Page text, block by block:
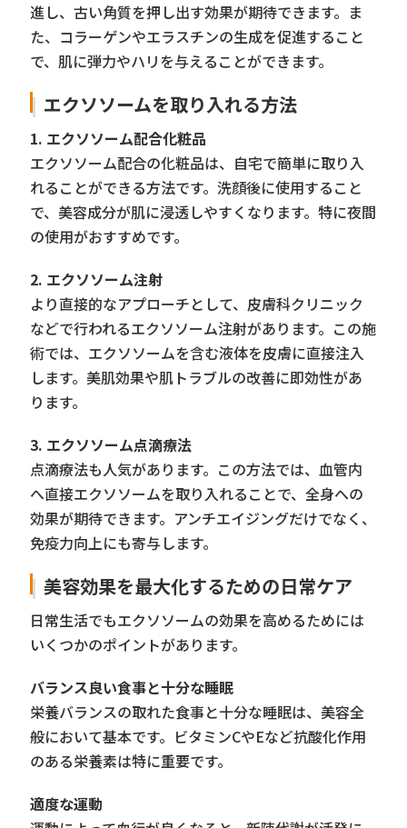
進し、古い角質を押し出す効果が期待できます。ま
た、コラーゲンやエラスチンの生成を促進すること
で、肌に弾力やハリを与えることができます。
エクソソームを取り入れる方法
1. エクソソーム配合化粧品
エクソソーム配合の化粧品は、自宅で簡単に取り入
れることができる方法です。洗顔後に使用すること
で、美容成分が肌に浸透しやすくなります。特に夜間
の使用がおすすめです。
2. エクソソーム注射
より直接的なアプローチとして、皮膚科クリニック
などで行われるエクソソーム注射があります。この施
術では、エクソソームを含む液体を皮膚に直接注入
します。美肌効果や肌トラブルの改善に即効性があ
ります。
3. エクソソーム点滴療法
点滴療法も人気があります。この方法では、血管内
へ直接エクソソームを取り入れることで、全身への
効果が期待できます。アンチエイジングだけでなく、
免疫力向上にも寄与します。
美容効果を最大化するための日常ケア
日常生活でもエクソソームの効果を高めるためには
いくつかのポイントがあります。
バランス良い食事と十分な睡眠
栄養バランスの取れた食事と十分な睡眠は、美容全
般において基本です。ビタミンCやEなど抗酸化作用
のある栄養素は特に重要です。
適度な運動